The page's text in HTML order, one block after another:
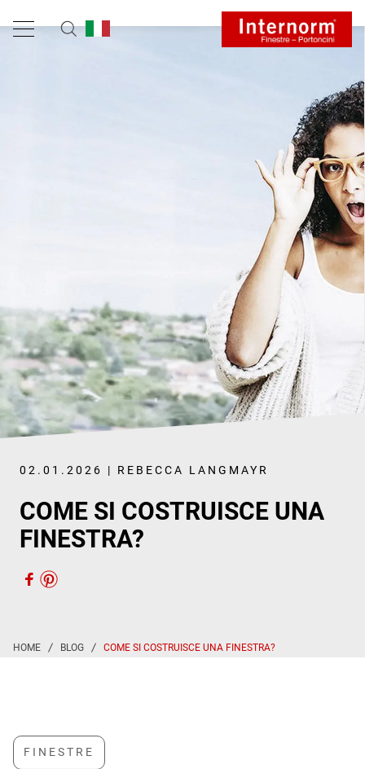
02.01.2026 | REBECCA LANGMAYR
COME SI COSTRUISCE UNA
FINESTRA?
COME SI COSTRUISCE UNA FINESTRA?